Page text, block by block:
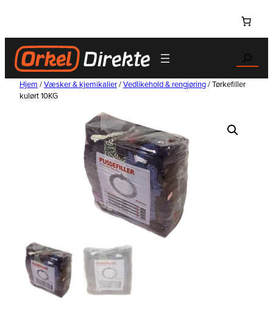
innhold
Search
Hjem /Væsker & kjemikalier/Vedlikehold & rengjøring/ Tørkefiller
kulørt 10KG